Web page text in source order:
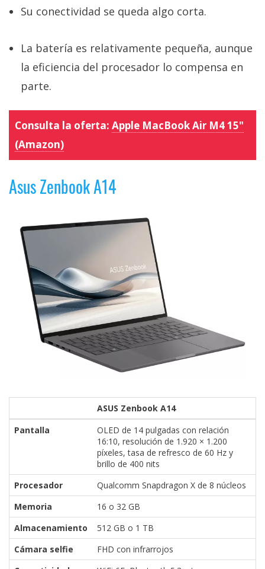
Su conectividad se queda algo corta.
La batería es relativamente pequeña, aunque
la eficiencia del procesador lo compensa en
parte.
Consulta la oferta: Apple MacBook Air M4 15"
(Amazon)
Asus Zenbook A14
ASUS Zenbook A14
Pantalla
OLED de 14 pulgadas con relación
16:10, resolución de 1.920 × 1.200
píxeles, tasa de refresco de 60 Hz y
brillo de 400 nits
Procesador
Qualcomm Snapdragon X de 8 núcleos
Memoria
16 o 32 GB
Almacenamiento
512 GB o 1 TB
Cámara selfie
FHD con infrarrojos